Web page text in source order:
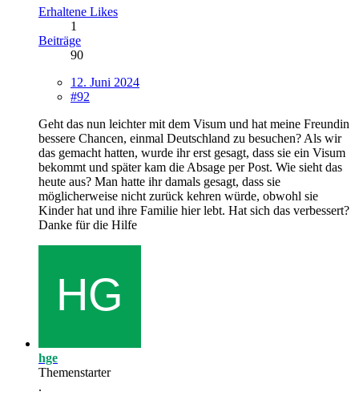
Erhaltene Likes
1
Beiträge
90
12. Juni 2024
#92
Geht das nun leichter mit dem Visum und hat meine Freundin
bessere Chancen, einmal Deutschland zu besuchen? Als wir
das gemacht hatten, wurde ihr erst gesagt, dass sie ein Visum
bekommt und später kam die Absage per Post. Wie sieht das
heute aus? Man hatte ihr damals gesagt, dass sie
möglicherweise nicht zurück kehren würde, obwohl sie
Kinder hat und ihre Familie hier lebt. Hat sich das verbessert?
Danke für die Hilfe
hge
Themenstarter
.